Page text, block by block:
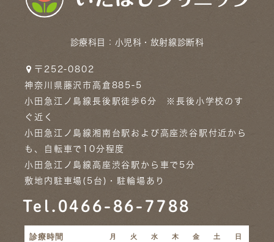
診療科目： 小児科・放射線診断科
〒252-0802
神奈川県藤沢市高倉885-5
小田急江ノ島線長後駅徒歩6分 ※長後小学校のす
ぐ近く
小田急江ノ島線湘南台駅および高座渋谷駅付近から
も、自転車で10分程度
小田急江ノ島線高座渋谷駅から車で5分
敷地内駐車場(5台)・駐輪場あり
Tel.0466-86-7788
診療時間 月 火 水 木 金 土 日